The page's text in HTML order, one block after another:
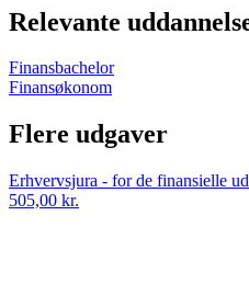
Relevante
Finansbachelor
Finansøkonom
Flere udgaver
Erhvervsjura - for de finansielle
505,00 kr.